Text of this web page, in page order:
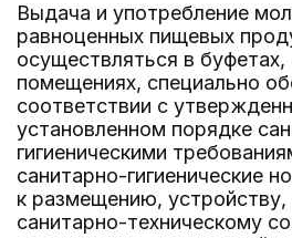
Выдача и употребление
равноценных пищевых
осуществляться в
помещениях, специально
соответствии с
установленном порядке
гигиеническими
санитарно-гигиенические
к размещению, устройству,
санитарно-техническому